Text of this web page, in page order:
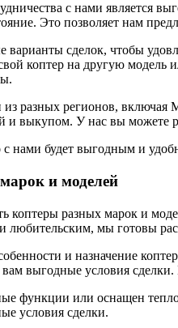
с нами является
Это позволяет нам
варианты сделок, чтобы
коптер на другую
разных регионов,
и выкупом. У нас вы можете
нами будет выгодным и
и моделей
разных марок и
мы готовы
и назначение
выгодные условия
функции или оснащен
условия сделки.